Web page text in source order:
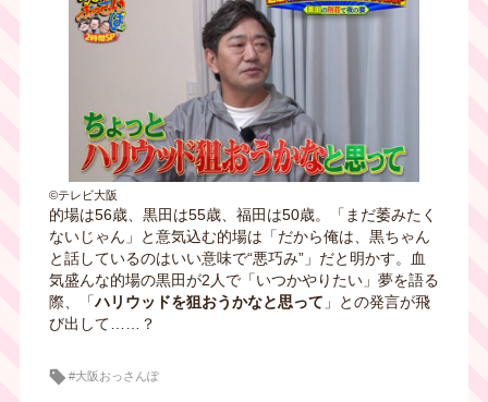
©テレビ大阪
的場は56歳、黒田は55歳、福田は50歳。「まだ萎みたく
ないじゃん」と意気込む的場は「だから俺は、黒ちゃん
と話しているのはいい意味で“悪巧み”」だと明かす。血
気盛んな的場の黒田が2人で「いつかやりたい」夢を語る
際、「ハリウッドを狙おうかなと思って 」との発言が飛
び出して……？
#大阪おっさんぽ